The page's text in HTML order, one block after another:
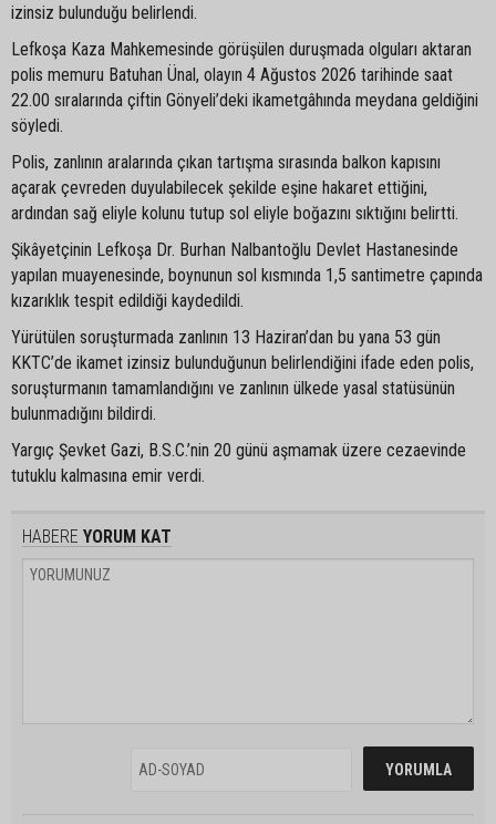
izinsiz bulunduğu belirlendi.
Lefkoşa Kaza Mahkemesinde görüşülen duruşmada olguları aktaran
polis memuru Batuhan Ünal, olayın 4 Ağustos 2026 tarihinde saat
22.00 sıralarında çiftin Gönyeli’deki ikametgâhında meydana geldiğini
söyledi.
Polis, zanlının aralarında çıkan tartışma sırasında balkon kapısını
açarak çevreden duyulabilecek şekilde eşine hakaret ettiğini,
ardından sağ eliyle kolunu tutup sol eliyle boğazını sıktığını belirtti.
Şikâyetçinin Lefkoşa Dr. Burhan Nalbantoğlu Devlet Hastanesinde
yapılan muayenesinde, boynunun sol kısmında 1,5 santimetre çapında
kızarıklık tespit edildiği kaydedildi.
Yürütülen soruşturmada zanlının 13 Haziran’dan bu yana 53 gün
KKTC’de ikamet izinsiz bulunduğunun belirlendiğini ifade eden polis,
soruşturmanın tamamlandığını ve zanlının ülkede yasal statüsünün
bulunmadığını bildirdi.
Yargıç Şevket Gazi, B.S.C.’nin 20 günü aşmamak üzere cezaevinde
tutuklu kalmasına emir verdi.
HABERE YORUM KAT